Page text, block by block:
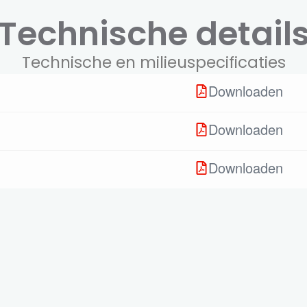
Technische en milieuspecificaties
Downloaden
Downloaden
Downloaden